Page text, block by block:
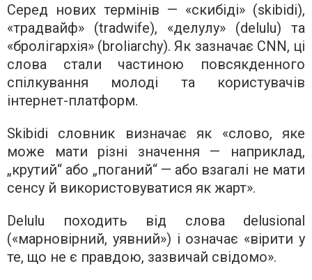
Серед нових термінів — «скибіді» (skibidi),
«традвайф» (tradwife), «делулу» (delulu) та
«бролігархія» (broliarchy). Як зазначає CNN, ці
слова стали частиною повсякденного
спілкування молоді та користувачів
інтернет-платформ.
Skibidi словник визначає як «слово, яке
може мати різні значення — наприклад,
„крутий“ або „поганий“ — або взагалі не мати
сенсу й використовуватися як жарт».
Delulu походить від слова delusional
(«марновірний, уявний») і означає «вірити у
те, що не є правдою, зазвичай свідомо».